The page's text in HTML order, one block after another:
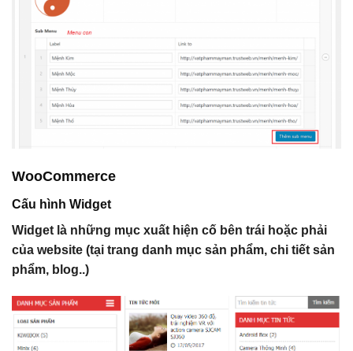
WooCommerce
Cấu hình Widget
Widget là những mục xuất hiện cố bên trái hoặc phải
của website (tại trang danh mục sản phẩm, chi tiết sản
phẩm, blog..)